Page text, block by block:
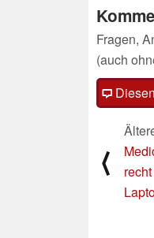
Fragen,
(auch
⟨